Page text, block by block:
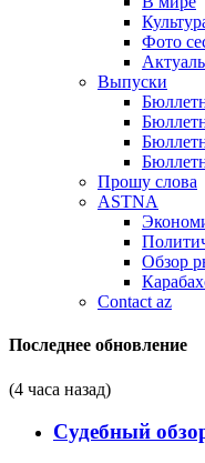
Фото
Выпуски
Прошу слова
ASTNA
Обзор
Contact az
Последнее обновление
(4 часа назад)
Судебный